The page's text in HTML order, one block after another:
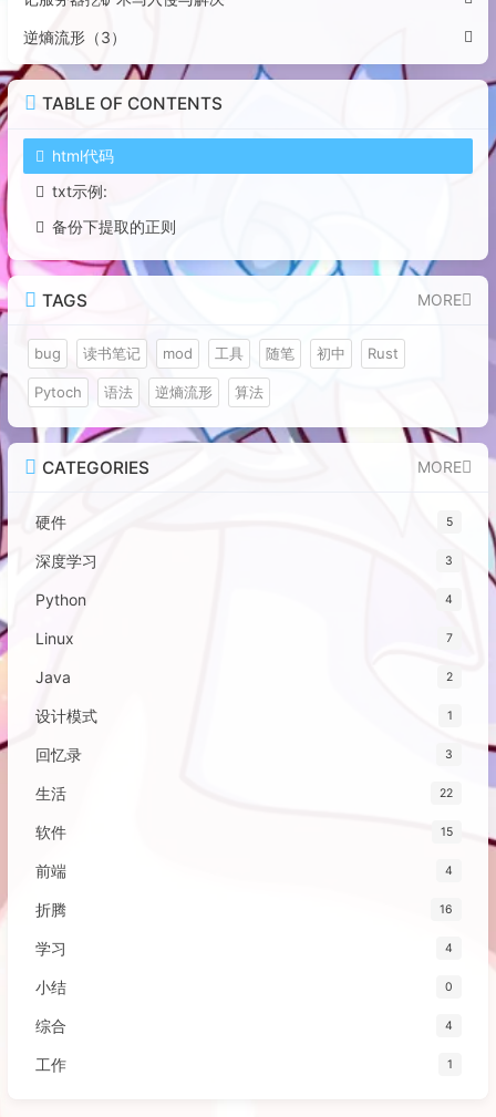
逆熵流形（3）
TABLE OF CONTENTS
html代码
txt示例:
备份下提取的正则
TAGS MORE
bug 读书笔记 mod 工具 随笔 初中 Rust
Pytoch 语法 逆熵流形 算法
CATEGORIES MORE
硬件 5
深度学习 3
Python 4
Linux 7
Java 2
设计模式 1
回忆录 3
生活 22
软件 15
前端 4
折腾 16
学习 4
小结 0
综合 4
工作 1